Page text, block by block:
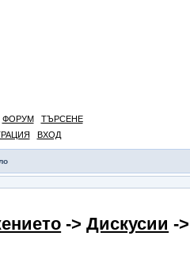
ФОРУМ
ТЪРСЕНЕ
ВХОД
->Дискусии -